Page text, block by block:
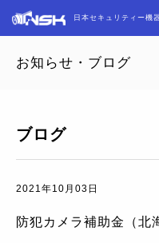
日本セキュリティー機
お知らせ・ブログ
ブログ
2021年10月03日
防犯カメラ補助金（北